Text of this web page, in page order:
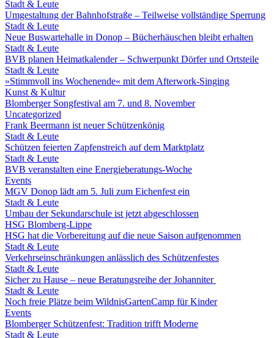
Stadt & Leute
Umgestaltung der Bahnhofstraße – Teilweise vollständige Sperrung
Stadt & Leute
Neue Buswartehalle in Donop – Bücherhäuschen bleibt erhalten
Stadt & Leute
BVB planen Heimatkalender – Schwerpunkt Dörfer und Ortsteile
Stadt & Leute
»Stimmvoll ins Wochenende« mit dem Afterwork-Singing
Kunst & Kultur
Blomberger Songfestival am 7. und 8. November
Uncategorized
Frank Beermann ist neuer Schützenkönig
Stadt & Leute
Schützen feierten Zapfenstreich auf dem Marktplatz
Stadt & Leute
BVB veranstalten eine Energieberatungs-Woche
Events
MGV Donop lädt am 5. Juli zum Eichenfest ein
Stadt & Leute
Umbau der Sekundarschule ist jetzt abgeschlossen
HSG Blomberg-Lippe
HSG hat die Vorbereitung auf die neue Saison aufgenommen
Stadt & Leute
Verkehrseinschränkungen anlässlich des Schützenfestes
Stadt & Leute
Sicher zu Hause – neue Beratungsreihe der Johanniter
Stadt & Leute
Noch freie Plätze beim WildnisGartenCamp für Kinder
Events
Blomberger Schützenfest: Tradition trifft Moderne
Stadt & Leute